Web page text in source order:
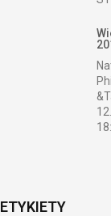
ETYKIETY